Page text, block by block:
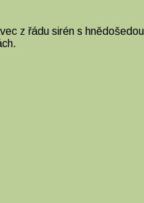
z řádu sirén s